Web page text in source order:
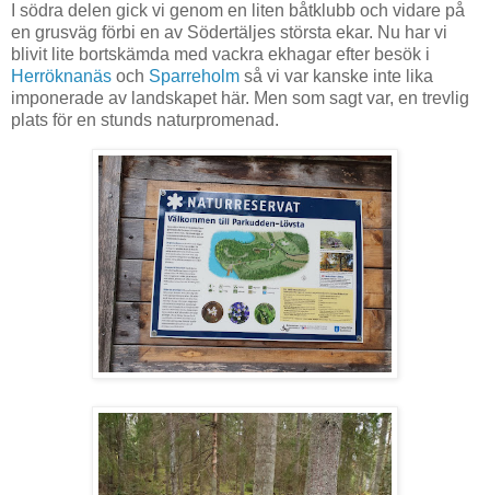
I södra delen gick vi genom en liten båtklubb och vidare på
en grusväg förbi en av Södertäljes största ekar. Nu har vi
blivit lite bortskämda med vackra ekhagar efter besök i
Herröknanäs och Sparreholm så vi var kanske inte lika
imponerade av landskapet här. Men som sagt var, en trevlig
plats för en stunds naturpromenad.